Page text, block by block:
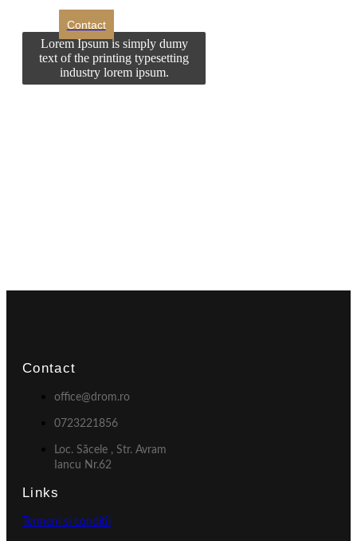
Contact
Lorem Ipsum is simply dumy
text of the printing typesetting
industry lorem ipsum.
Contact
office@drom.ro
0723221856
Loc. Săcele , Str. Avram
Iancu Nr.62
Links
Termeni si conditii